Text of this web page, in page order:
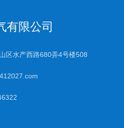
有限公司
区水产西路680弄4号楼508